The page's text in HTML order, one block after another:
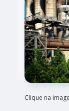
Clique na